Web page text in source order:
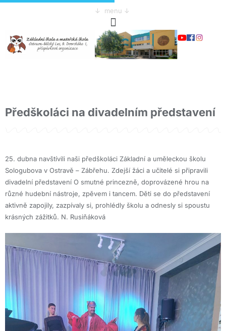
↓ menu ↓
Předškoláci na divadelním představení
25. dubna navštívili naši předškoláci Základní a uměleckou školu
Sologubova v Ostravě – Zábřehu. Zdejší žáci a učitelé si připravili
divadelní představení O smutné princezně, doprovázené hrou na
různé hudební nástroje, zpěvem i tancem. Děti se do představení
aktivně zapojily, zazpívaly si, prohlédly školu a odnesly si spoustu
krásných zážitků. N. Rusiňáková